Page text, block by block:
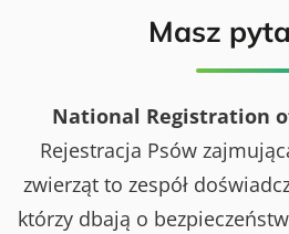
Masz
National Registration
Rejestracja Psów
zwierząt to zespół
którzy dbają o